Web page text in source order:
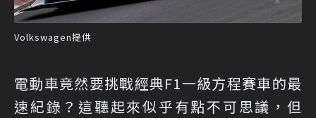
Volkswagen提供
電動車竟然要挑戰經典F1一級方程賽車的最
速紀錄？這聽起來似乎有點不可思議，但